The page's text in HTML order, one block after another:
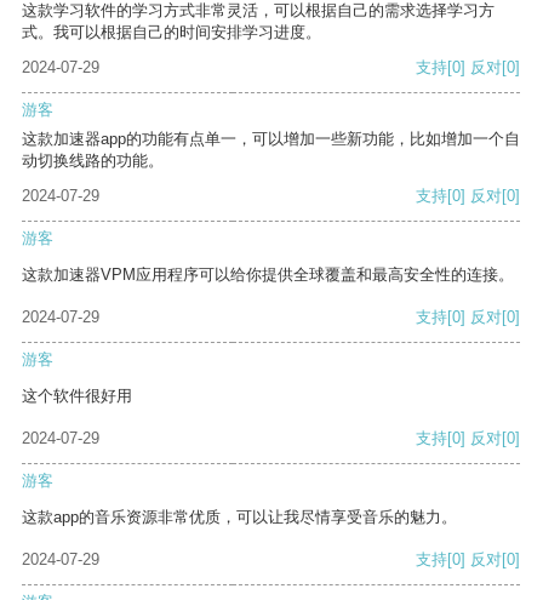
这款学习软件的学习方式非常灵活，可以根据自己的需求选择学习方
式。我可以根据自己的时间安排学习进度。
2024-07-29
支持[0] 反对[0]
游客
这款加速器app的功能有点单一，可以增加一些新功能，比如增加一个自
动切换线路的功能。
2024-07-29
支持[0] 反对[0]
游客
这款加速器VPM应用程序可以给你提供全球覆盖和最高安全性的连接。
2024-07-29 支持[0] 反对[0]
游客
这个软件很好用
2024-07-29 支持[0] 反对[0]
游客
这款app的音乐资源非常优质，可以让我尽情享受音乐的魅力。
2024-07-29 支持[0] 反对[0]